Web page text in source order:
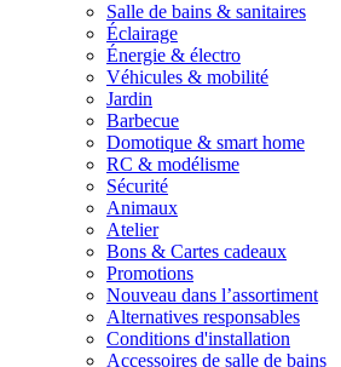
Salle de bains & sanitaires
Éclairage
Énergie & électro
Véhicules & mobilité
Jardin
Barbecue
Domotique & smart home
RC & modélisme
Sécurité
Animaux
Atelier
Bons & Cartes cadeaux
Promotions
Nouveau dans l’assortiment
Alternatives responsables
Conditions d'installation
Accessoires de salle de bains